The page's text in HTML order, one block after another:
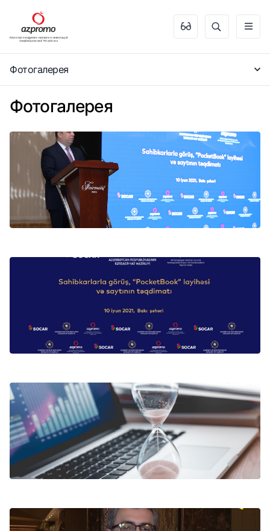
Фотогалерея
Фотогалерея